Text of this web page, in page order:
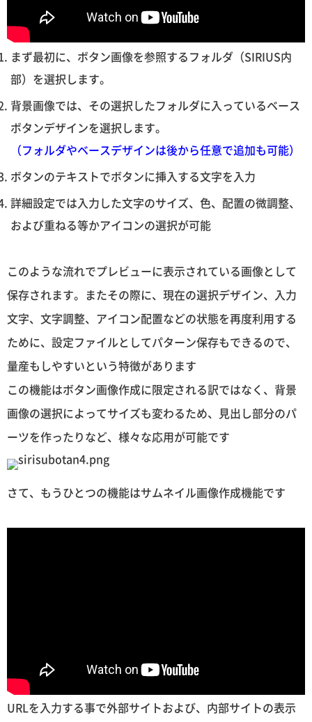
まず最初に、ボタン画像を参照するフォルダ（SIRIUS内
部）を選択します。
背景画像では、その選択したフォルダに入っているベース
ボタンデザインを選択します。
（フォルダやベースデザインは後から任意で追加も可能）
ボタンのテキストでボタンに挿入する文字を入力
詳細設定では入力した文字のサイズ、色、配置の微調整、
および重ねる等かアイコンの選択が可能
このような流れでプレビューに表示されている画像として
保存されます。またその際に、現在の選択デザイン、入力
文字、文字調整、アイコン配置などの状態を再度利用する
ために、設定ファイルとしてパターン保存もできるので、
量産もしやすいという特徴があります
この機能はボタン画像作成に限定される訳ではなく、背景
画像の選択によってサイズも変わるため、見出し部分のパ
ーツを作ったりなど、様々な応用が可能です
さて、もうひとつの機能はサムネイル画像作成機能です
URLを入力する事で外部サイトおよび、内部サイトの表示